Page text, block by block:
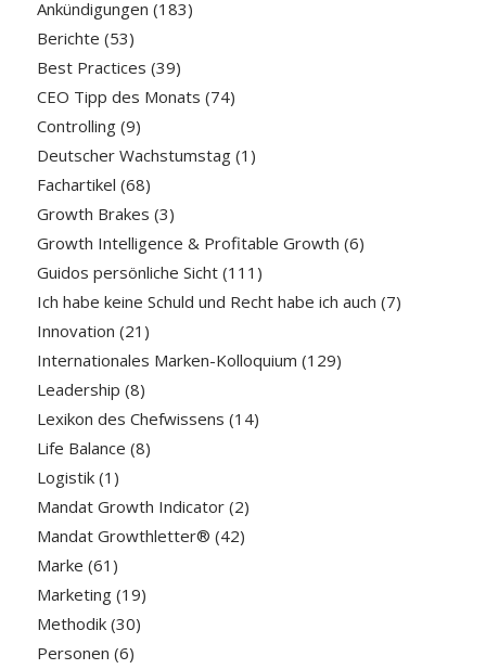
Ankündigungen (183)
Berichte (53)
Best Practices (39)
CEO Tipp des Monats (74)
Controlling(9)
Deutscher Wachstumstag(1)
Fachartikel (68)
Growth Brakes (3)
Growth Intelligence & Profitable Growth (6)
Guidos persönliche Sicht(111)
Ich habe keine Schuld und Recht habe ich auch (7)
Innovation (21)
Internationales Marken-Kolloquium (129)
Leadership (8)
Lexikon des Chefwissens (14)
Life Balance (8)
Logistik(1)
Mandat Growth Indicator(2)
Mandat Growthletter® (42)
Marke (61)
Marketing(19)
Methodik(30)
Personen (6)